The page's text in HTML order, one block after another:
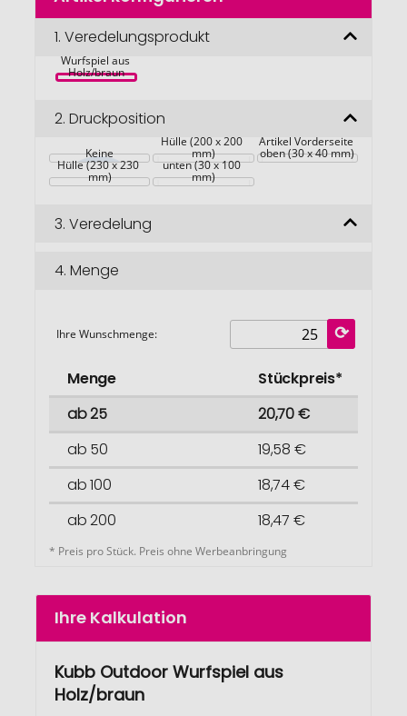
Bildgalerie
springen
1. Veredelungsprodukt
Wurfspiel aus
Holz/braun
2. Druckposition
Keine
Hülle (200 x 200
mm)
Artikel Vorderseite
oben (30 x 40 mm)
Hülle (230 x 230
mm)
Artikel Vorderseite
unten (30 x 100
mm)
3. Veredelung
4. Menge
Ihre Wunschmenge:
Menge
Stückpreis*
ab 25
20,70 €
ab 50
19,58 €
ab 100
18,74 €
ab 200
18,47 €
* Preis pro Stück. Preis ohne Werbeanbringung
Ihre Kalkulation
Kubb Outdoor Wurfspiel aus
Holz/braun